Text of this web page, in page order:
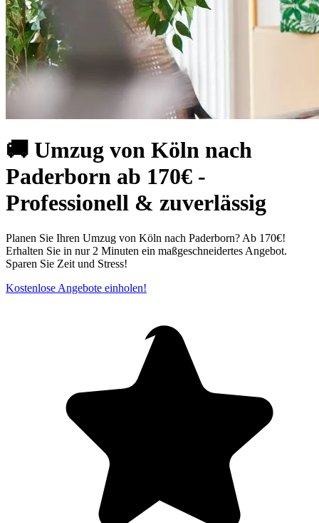
🚚 Umzug von Köln⁠ nach
Paderborn ab 170€ -
Professionell & zuverlässig
Planen Sie Ihren Umzug von Köln nach Paderborn? Ab 170€!
Erhalten Sie in nur 2 Minuten ein maßgeschneidertes Angebot.
Sparen Sie Zeit und Stress!
Kostenlose Angebote einholen!